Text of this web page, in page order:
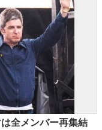
全メンバー再集結